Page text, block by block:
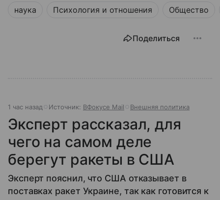
наука Психология и отношения Общество
Поделиться
1 час назад Источник: ВФокусе Mail Внешняя политика
Эксперт рассказал, для
чего на самом деле
берегут ракеты в США
Эксперт пояснил, что США отказывает в
поставках ракет Украине, так как готовится к